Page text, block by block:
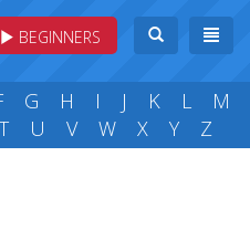
BEGINNERS
G H I J K L
M
T U V W X Y Z